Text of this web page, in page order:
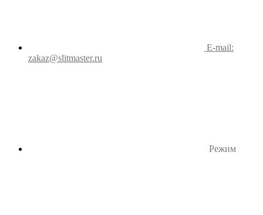
E-mail:
zakaz@slitmaster.ru
Режим